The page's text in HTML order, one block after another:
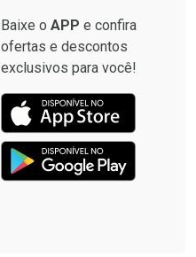
Baixe o APP e confira
ofertas e descontos
exclusivos para você!